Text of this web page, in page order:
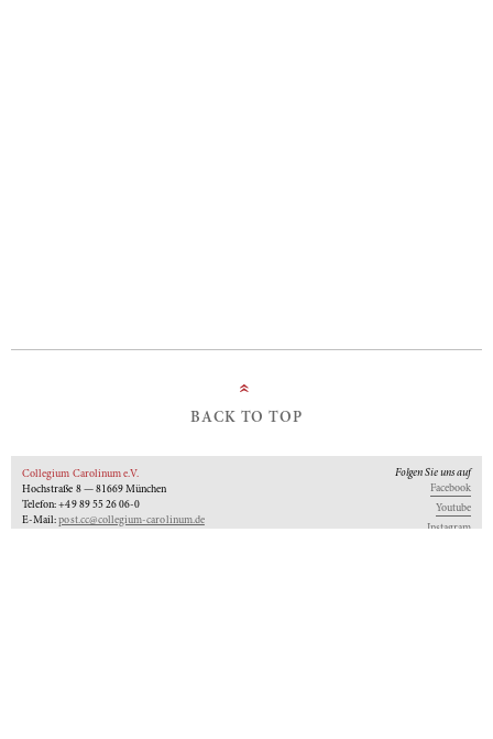
»
BACK TO TOP
Collegium Carolinum e.V.
Hochstraße 8 — 81669 München
Telefon: +49 89 55 26 06-0
E-Mail:post.cc@collegium-carolinum.de
Folgen Sie uns auf
Facebook
Youtube
Instagram